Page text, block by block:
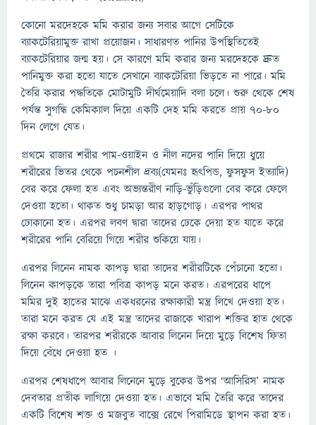
কোনো মরদেহকে মমি করার জন্য সবার আগে সেটিকে
ব্যাকটেরিয়ামুক্ত রাখা প্রয়োজন। সাধারণত পানির উপস্থিতিতেই
ব্যাকটেরিয়ার জন্ম হয়। সে কারণে মমি করার জন্য মরদেহকে দ্রুত
পানিমুক্ত করা হতো যাতে সেখানে ব্যাকটেরিয়া ভিড়তে না পারে। মমি
তৈরি করার পদ্ধতিকে মোটামুটি দীর্ঘমেয়াদি বলা চলে। শুরু থেকে শেষ
পর্যন্ত সুগন্ধি কেমিক্যাল দিয়ে একটি দেহ মমি করতে প্রায় ৭০-৮০
দিন লেগে যেত।
প্রথমে রাজার শরীর পাম-ওয়াইন ও নীল নদের পানি দিয়ে ধুয়ে
শরীরের ভিতর থেকে পচনশীল দ্রব্য(যেমনঃ হৃৎপিন্ড, ফুসফুস ইত্যাদি)
বের করে ফেলা হত এবং অভ্যন্তরীণ নাড়ি-ভুঁড়িগুলো বের করে ফেলে
দেওয়া হতো। থাকত শুধু চামড়া আর হাড়গোড়। এরপর পাথর
ঢোকানো হত। এরপর লবণ দ্বারা তাদের ঢেকে দেয়া হত যাতে করে
শরীরের পানি বেরিয়ে গিয়ে শরীর শুকিয়ে যায়।
এরপর লিনেন নামক কাপড় দ্বারা তাদের শরীরটিকে পেঁচানো হতো।
লিনেন কাপড়কে তারা পবিত্র কাপড় মনে করত। এরপরের ধাপে
মমির দুই হাতের মাঝে একধরনের রক্ষাকারী মন্ত্র লিখে দেওয়া হত।
তারা মনে করত যে এই মন্ত্র তাদের রাজাকে খারাপ শক্তির হাত থেকে
রক্ষা করবে। তারপর শরীরকে আবার লিনেন দিয়ে মুড়ে বিশেষ ফিতা
দিয়ে বেঁধে দেওয়া হত ।
এরপর শেষধাপে আবার লিনেনে মুড়ে বুকের উপর ‘আসিরিস’ নামক
দেবতার প্রতীক লাগিয়ে দেওয়া হত। এভাবে মমি তৈরি করে তাদের
একটি বিশেষ শক্ত ও মজবুত বাক্সে রেখে পিরামিডে স্থাপন করা হত।